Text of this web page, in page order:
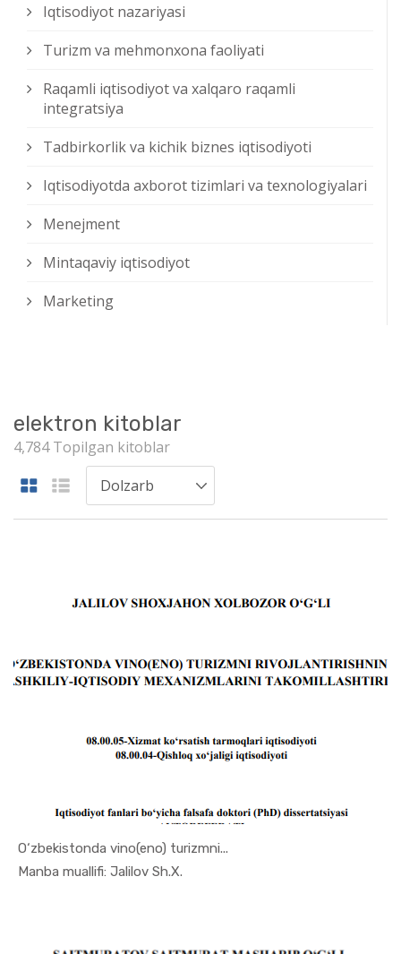
Iqtisodiyot nazariyasi
Turizm va mehmonxona faoliyati
Raqamli iqtisodiyot va xalqaro raqamli
integratsiya
Tadbirkorlik va kichik biznes iqtisodiyoti
Iqtisodiyotda axborot tizimlari va texnologiyalari
Menejment
Mintaqaviy iqtisodiyot
Marketing
elektron kitoblar
4,784 Topilgan kitoblar
O‘zbekistonda vino(eno) turizmni...
Manba muallifi: Jalilov Sh.X.In Qishloq...